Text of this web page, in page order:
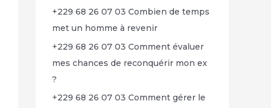
+229 68 26 07 03 Combien de temps
met un homme à revenir
+229 68 26 07 03 Comment évaluer
mes chances de reconquérir mon ex
?
+229 68 26 07 03 Comment gérer le